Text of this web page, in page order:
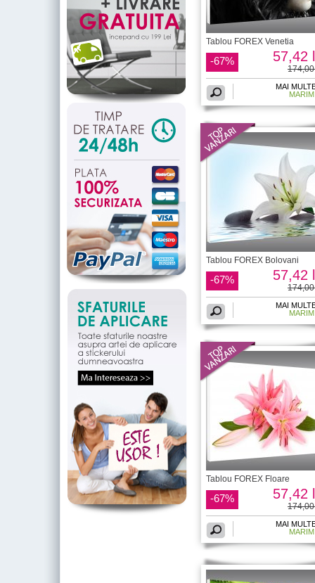
Tablou FOREX Venetia
-67% 57,42
MAI
Tablou FOREX Bolovani
-67% 57,42
MAI
Tablou FOREX Floare
-67% 57,42
MAI